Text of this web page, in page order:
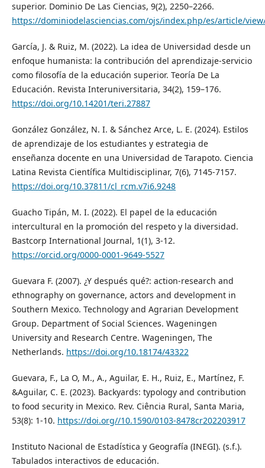
superior. Dominio De Las Ciencias, 9(2), 2250–2266.
https://dominiodelasciencias.com/ojs/index.php/es/article/
García, J. & Ruiz, M. (2022). La idea de Universidad desde un
enfoque humanista: la contribución del aprendizaje-servicio
como filosofía de la educación superior. Teoría De La
Educación. Revista Interuniversitaria, 34(2), 159–176.
https://doi.org/10.14201/teri.27887
González González, N. I. & Sánchez Arce, L. E. (2024). Estilos
de aprendizaje de los estudiantes y estrategia de
enseñanza docente en una Universidad de Tarapoto. Ciencia
Latina Revista Científica Multidisciplinar, 7(6), 7145-7157.
https://doi.org/10.37811/cl_rcm.v7i6.9248
Guacho Tipán, M. I. (2022). El papel de la educación
intercultural en la promoción del respeto y la diversidad.
Bastcorp International Journal, 1(1), 3-12.
https://orcid.org/0000-0001-9649-5527
Guevara F. (2007). ¿Y después qué?: action-research and
ethnography on governance, actors and development in
Southern Mexico. Technology and Agrarian Development
Group. Department of Social Sciences. Wageningen
University and Research Centre. Wageningen, The
Netherlands. https://doi.org/10.18174/43322
Guevara, F., La O, M., A., Aguilar, E. H., Ruiz, E., Martínez, F.
&Aguilar, C. E. (2023). Backyards: typology and contribution
to food security in Mexico. Rev. Ciência Rural, Santa Maria,
53(8): 1-10. https://doi.org//10.1590/0103-8478cr202203917
Instituto Nacional de Estadística y Geografía (INEGI). (s.f.).
Tabulados interactivos de educación.